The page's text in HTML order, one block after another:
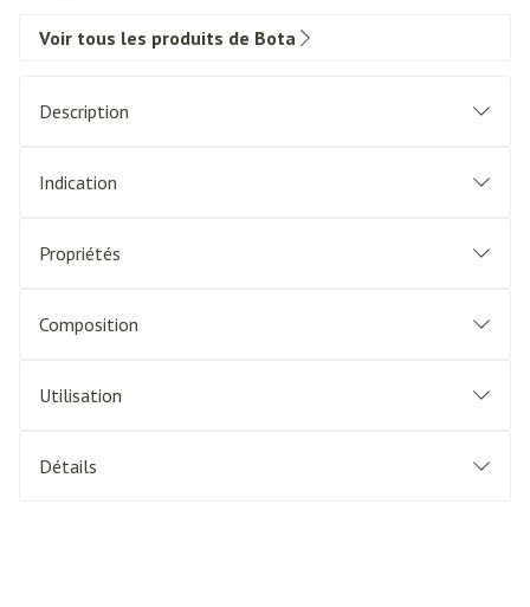
Voir tous les produits de Bota
Description
Indication
Propriétés
Composition
Utilisation
Détails